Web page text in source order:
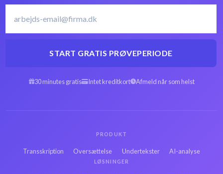
START GRATIS PRØVEPERIODE
30 minutes gratis Intet kreditkort Afmeld når som helst
PRODUKT
Transskription Oversættelse Undertekster AI-analyse
LØSNINGER